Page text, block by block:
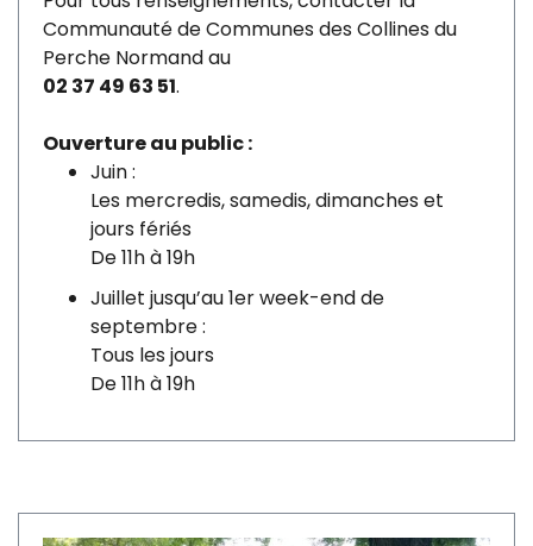
Communauté de Communes des Collines du
Perche Normand au
02 37 49 63 51.
Ouverture au public :
Juin :
Les mercredis, samedis, dimanches et
jours fériés
De 11h à 19h
Juillet jusqu’au 1er week-end de
septembre :
Tous les jours
De 11h à 19h